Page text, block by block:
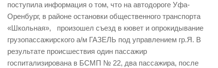
поступила информация о том, что на автодороге Уфа-
Оренбург, в районе остановки общественного транспорта
«Школьная», произошел съезд в кювет и опрокидывание
грузопассажирского а/м ГАЗЕЛЬ под управлением гр.Я. В
результате происшествия один пассажир
госпитализирована в БСМП № 22, два пассажира, после